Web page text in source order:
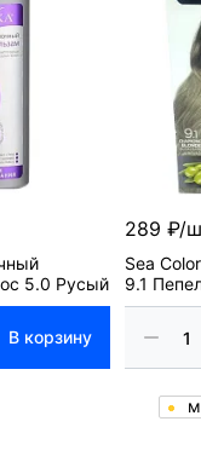
5.0 Русый
В корзину
289 ₽/
Sea
9.1